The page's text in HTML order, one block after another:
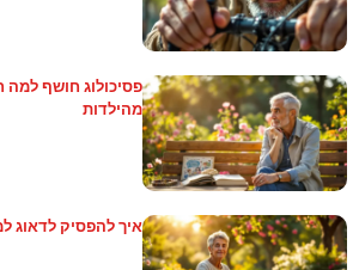
פסיכולוג חושף למה
מהילדות
איך להפסיק לדאוג